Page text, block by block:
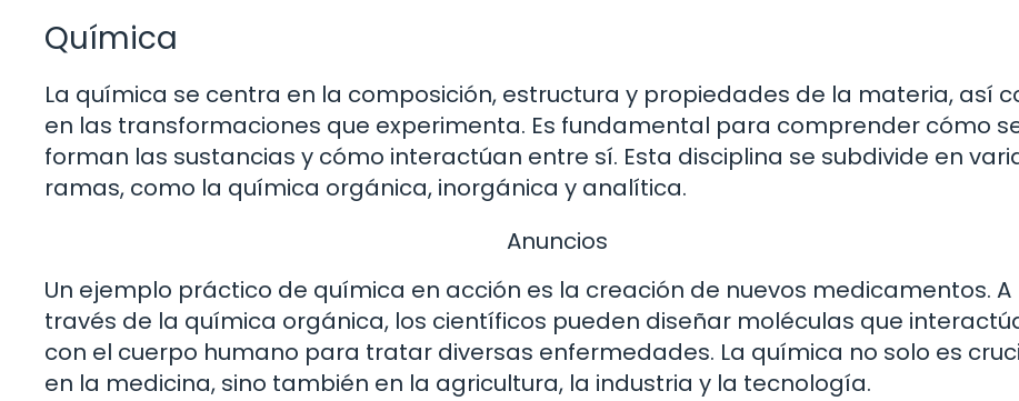
Química
La química se centra en la composición, estructura y propiedades de la materia, así
en las transformaciones que experimenta. Es fundamental para comprender cómo
forman las sustancias y cómo interactúan entre sí. Esta disciplina se subdivide en
ramas, como la química orgánica, inorgánica y analítica.
Anuncios
Un ejemplo práctico de química en acción es la creación de nuevos medicamentos. A
través de la química orgánica, los científicos pueden diseñar moléculas que
con el cuerpo humano para tratar diversas enfermedades. La química no solo es
en la medicina, sino también en la agricultura, la industria y la tecnología.